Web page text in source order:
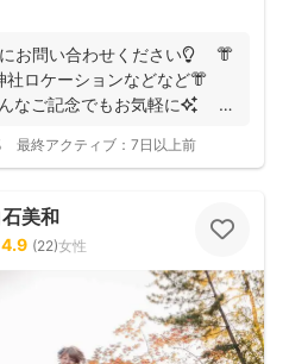
問い合わせください💡 👘
社ロケーションなどなど👘
ご記念でもお気軽に✨
最終アクティブ： 7日以上前
美和
4.9 (22)女性